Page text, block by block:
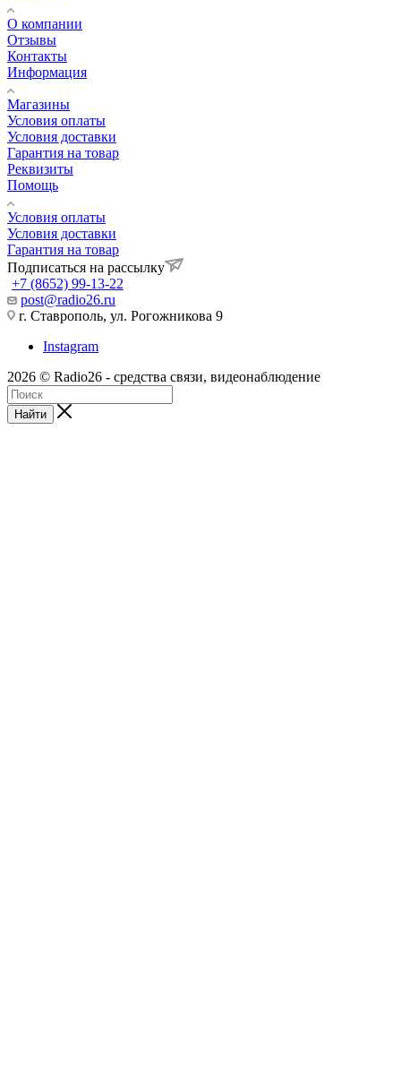
О компании
Отзывы
Контакты
Информация
Магазины
Условия оплаты
Условия доставки
Гарантия на товар
Реквизиты
Помощь
Условия оплаты
Условия доставки
Гарантия на товар
Подписаться на рассылку
+7 (8652) 99-13-22
post@radio26.ru
г. Ставрополь, ул. Рогожникова 9
Instagram
2026 © Radio26 - средства связи, видеонаблюдение
Найти